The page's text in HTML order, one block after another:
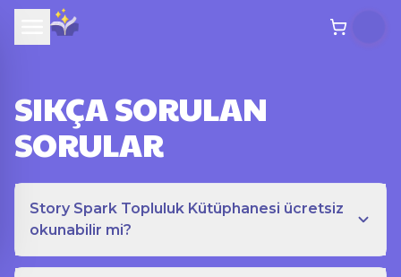
SIKÇA SORULAN
SORULAR
Story Spark Topluluk Kütüphanesi ücretsiz
okunabilir mi?